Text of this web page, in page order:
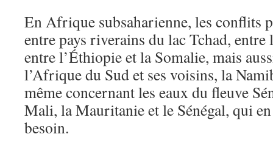
En Afrique subsaharienne, les conflits
entre pays riverains du lac Tchad,
entre l’Éthiopie et la Somalie, mais
l’Afrique du Sud et ses voisins, la
même concernant les eaux du fleuve
Mali, la Mauritanie et le Sénégal, qui
besoin.